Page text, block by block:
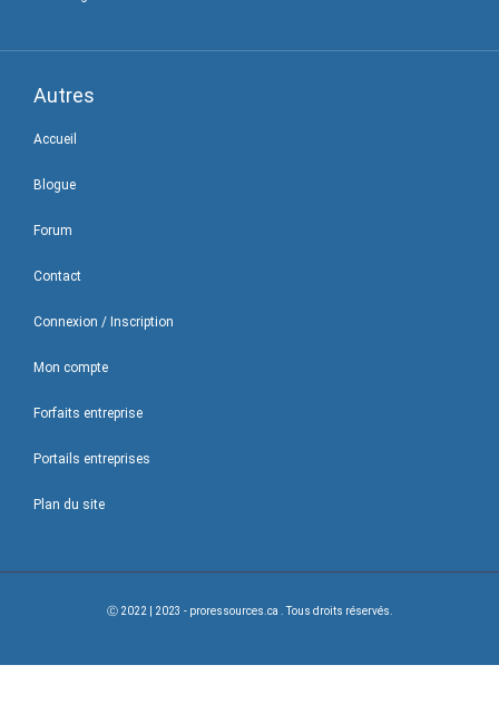
Autres
Accueil
Blogue
Forum
Contact
Connexion / Inscription
Mon compte
Forfaits entreprise
Portails entreprises
Plan du site
Ⓒ 2022 | 2023 - proressources.ca . Tous droits réservés.